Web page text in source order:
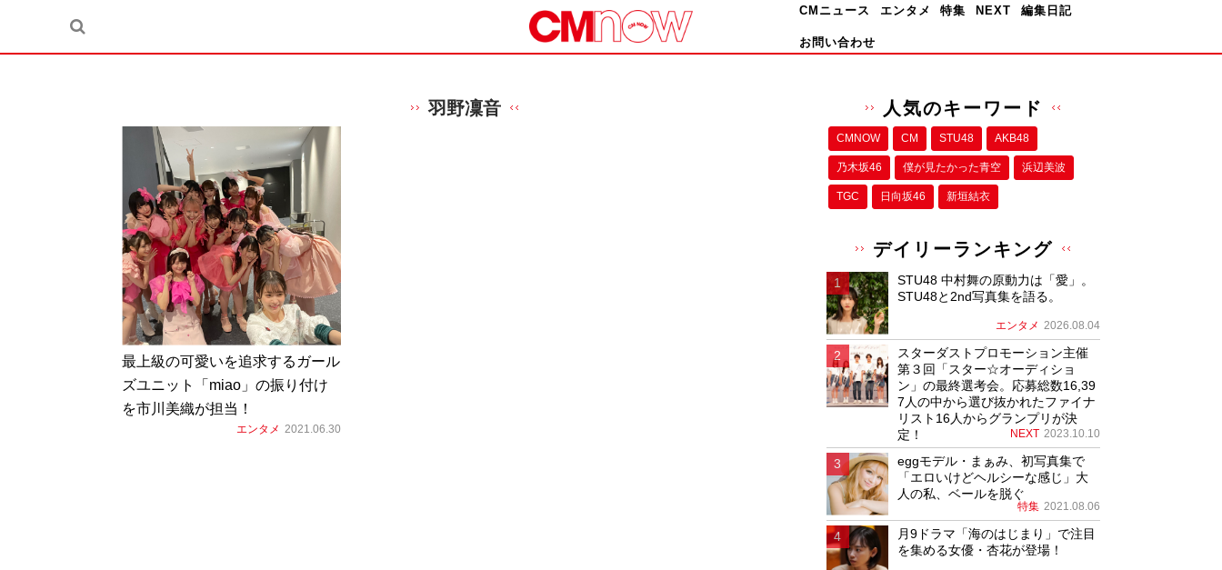
CMニュース エンタメ 特集 NEXT 編集日記
お問い合わせ
羽野凜音
最上級の可愛いを追求するガール
ズユニット「miao」の振り付け
を市川美織が担当！
エンタメ 2021.06.30
人気のキーワード
CMNOW CM STU48 AKB48
乃木坂46 僕が⾒たかった⻘空 浜辺美波
TGC 日向坂46 新垣結衣
デイリーランキング
STU48 中村舞の原動力は「愛」。
STU48と2nd写真集を語る。
エンタメ 2026.08.04
スターダストプロモーション主催
第３回「スター☆オーディショ
ン」の最終選考会。応募総数16,39
7人の中から選び抜かれたファイナ
リスト16人からグランプリが決
定！
NEXT 2023.10.10
eggモデル・まぁみ、初写真集で
「エロいけどヘルシーな感じ」大
人の私、ベールを脱ぐ
特集 2021.08.06
月9ドラマ「海のはじまり」で注目
を集める女優・杏花が登場！